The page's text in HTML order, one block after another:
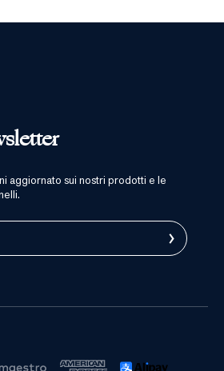
aggiornato sui nostri prodotti e le
›